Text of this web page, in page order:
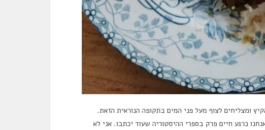
ומצליחים לצוף מעל פני המים בתקופה הנוראית הזאת.
כרגע חיים פרק בספרי ההיסטוריה שעוד יכתבו. אני לא